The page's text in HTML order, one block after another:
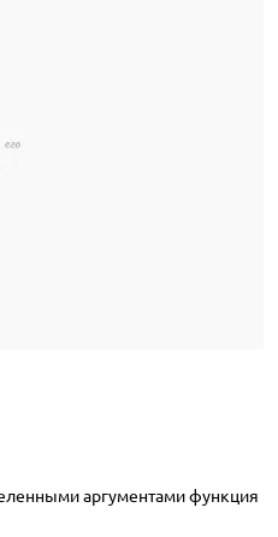
аргументами функция